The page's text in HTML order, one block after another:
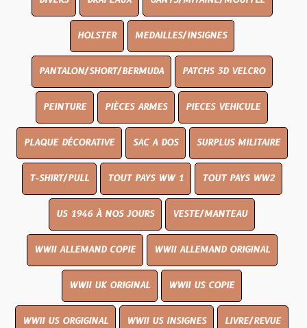
HOLSTER MEDAILLES/INSIGNES
PANTALON/SHORT/BERMUDA PATCHS 3D VELCRO
PEINTURE PIÈCES ARMES PIECES VEHICULE
PLAQUE DÉCORATIVE SAC A DOS SURPLUS MILITAIRE
T-SHIRT/PULL TOUT PAYS WW 1 TOUT PAYS WW2
US 1946 À NOS JOURS VESTE/MANTEAU
WWII ALLEMAND COPIE WWII ALLEMAND ORIGINAL
WWII UK ORIGINAL WWII US COPIE
WWII US ORGIGINAL WWII US INSIGNES LIVRE/REVUE